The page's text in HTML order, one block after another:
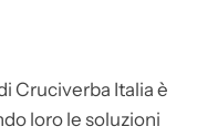
Cruciverba Italia è
loro le soluzioni